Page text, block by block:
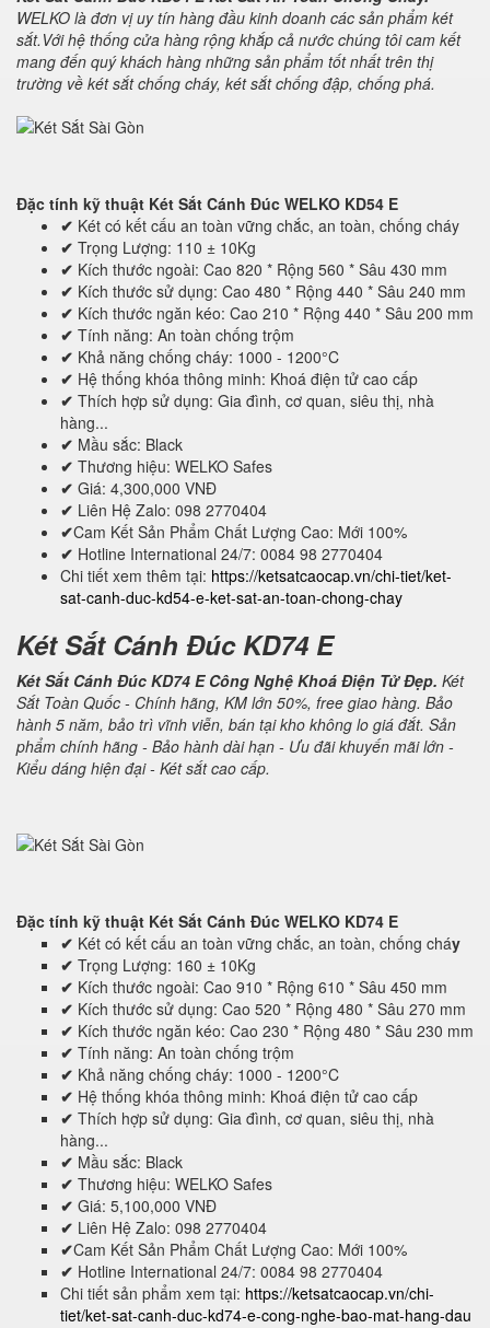
WELKO là đơn vị uy tín hàng đầu kinh doanh các sản phẩm két
sắt.Với hệ thống cửa hàng rộng khắp cả nước chúng tôi cam kết
mang đến quý khách hàng những sản phẩm tốt nhất trên thị
trường về két sắt chống cháy, két sắt chống đập, chống phá.
Đặc tính kỹ thuật Két Sắt Cánh Đúc WELKO KD54 E
✔ Két có kết cấu an toàn vững chắc, an toàn, chống cháy
✔ Trọng Lượng: 110 ± 10Kg
✔ Kích thước ngoài: Cao 820 * Rộng 560 * Sâu 430 mm
✔ Kích thước sử dụng: Cao 480 * Rộng 440 * Sâu 240 mm
✔ Kích thước ngăn kéo: Cao 210 * Rộng 440 * Sâu 200 mm
✔ Tính năng: An toàn chống trộm
✔ Khả năng chống cháy: 1000 - 1200°C
✔ Hệ thống khóa thông minh: Khoá điện tử cao cấp
✔ Thích hợp sử dụng: Gia đình, cơ quan, siêu thị, nhà
hàng...
✔ Mầu sắc: Black
✔ Thương hiệu: WELKO Safes
✔ Giá: 4,300,000 VNĐ
✔ Liên Hệ Zalo: 098 2770404
✔Cam Kết Sản Phẩm Chất Lượng Cao: Mới 100%
✔ Hotline International 24/7: 0084 98 2770404
Chi tiết xem thêm tại: https://ketsatcaocap.vn/chi-tiet/ket-
sat-canh-duc-kd54-e-ket-sat-an-toan-chong-chay
Két Sắt Cánh Đúc KD74 E
Két Sắt Cánh Đúc KD74 E Công Nghệ Khoá Điện Tử Đẹp. Két
Sắt Toàn Quốc - Chính hãng, KM lớn 50%, free giao hàng. Bảo
hành 5 năm, bảo trì vĩnh viễn, bán tại kho không lo giá đắt. Sản
phẩm chính hãng - Bảo hành dài hạn - Ưu đãi khuyến mãi lớn -
Kiểu dáng hiện đại - Két sắt cao cấp.
Đặc tính kỹ thuật Két Sắt Cánh Đúc WELKO KD74 E
✔ Két có kết cấu an toàn vững chắc, an toàn, chống cháy
✔ Trọng Lượng: 160 ± 10Kg
✔ Kích thước ngoài: Cao 910 * Rộng 610 * Sâu 450 mm
✔ Kích thước sử dụng: Cao 520 * Rộng 480 * Sâu 270 mm
✔ Kích thước ngăn kéo: Cao 230 * Rộng 480 * Sâu 230 mm
✔ Tính năng: An toàn chống trộm
✔ Khả năng chống cháy: 1000 - 1200°C
✔ Hệ thống khóa thông minh: Khoá điện tử cao cấp
✔ Thích hợp sử dụng: Gia đình, cơ quan, siêu thị, nhà
hàng...
✔ Mầu sắc: Black
✔ Thương hiệu: WELKO Safes
✔ Giá: 5,100,000 VNĐ
✔ Liên Hệ Zalo: 098 2770404
✔Cam Kết Sản Phẩm Chất Lượng Cao: Mới 100%
✔ Hotline International 24/7: 0084 98 2770404
Chi tiết sản phẩm xem tại: https://ketsatcaocap.vn/chi-
tiet/ket-sat-canh-duc-kd74-e-cong-nghe-bao-mat-hang-dau